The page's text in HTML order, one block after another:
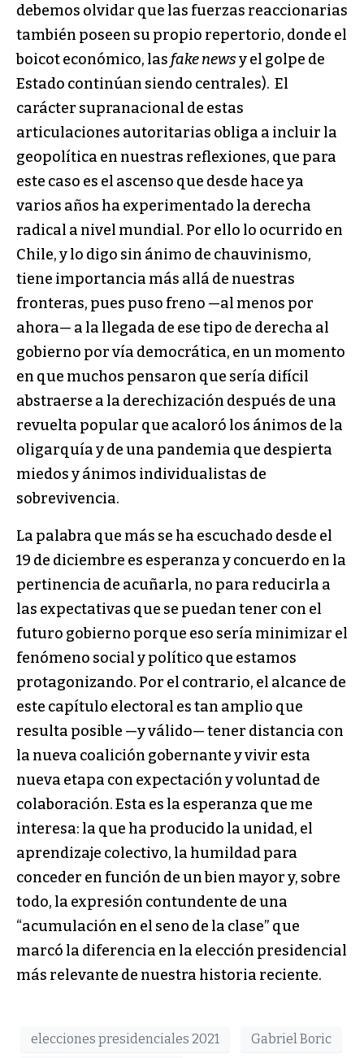
debemos olvidar que las fuerzas reaccionarias
también poseen su propio repertorio, donde el
boicot económico, las fake newsy el golpe de
Estado continúan siendo centrales). El
carácter supranacional de estas
articulaciones autoritarias obliga a incluir la
geopolítica en nuestras reflexiones, que para
este caso es el ascenso que desde hace ya
varios años ha experimentado la derecha
radical a nivel mundial. Por ello lo ocurrido en
Chile, y lo digo sin ánimo de chauvinismo,
tiene importancia más allá de nuestras
fronteras, pues puso freno —al menos por
ahora— a la llegada de ese tipo de derecha al
gobierno por vía democrática, en un momento
en que muchos pensaron que sería difícil
abstraerse a la derechización después de una
revuelta popular que acaloró los ánimos de la
oligarquía y de una pandemia que despierta
miedos y ánimos individualistas de
sobrevivencia.
La palabra que más se ha escuchado desde el
19 de diciembre es esperanza y concuerdo en la
pertinencia de acuñarla, no para reducirla a
las expectativas que se puedan tener con el
futuro gobierno porque eso sería minimizar el
fenómeno social y político que estamos
protagonizando. Por el contrario, el alcance de
este capítulo electoral es tan amplio que
resulta posible —y válido— tener distancia con
la nueva coalición gobernante y vivir esta
nueva etapa con expectación y voluntad de
colaboración. Esta es la esperanza que me
interesa: la que ha producido la unidad, el
aprendizaje colectivo, la humildad para
conceder en función de un bien mayor y, sobre
todo, la expresión contundente de una
“acumulación en el seno de la clase” que
marcó la diferencia en la elección presidencial
más relevante de nuestra historia reciente.
elecciones presidenciales 2021
Gabriel Boric